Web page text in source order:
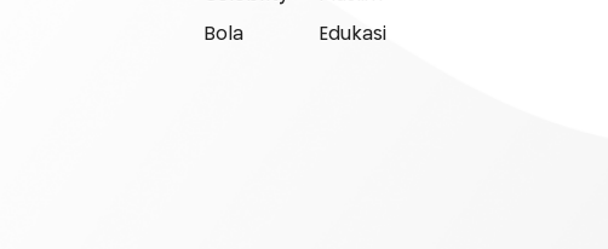
Bola Edukasi